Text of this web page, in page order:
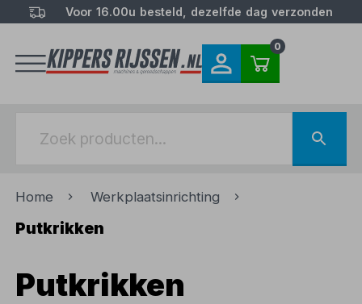
Voor 16.00u besteld, dezelfde dag verzonden
0
Home Werkplaatsinrichting
Putkrikken
Putkrikken